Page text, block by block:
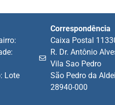
Lote
Correspondência
Caixa Postal
R. Dr. Antônio
Vila Sao Pedro
São Pedro da
28940-000